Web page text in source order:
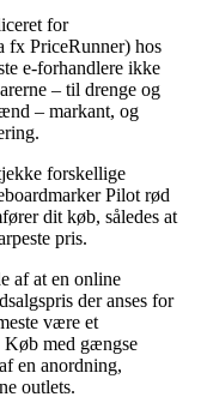
for
fx PriceRunner) hos
e-forhandlere ikke
– til drenge og
– markant, og
forskellige
Pilot rød
dit køb, således at
pris.
af at en online
der anses for
være et
Køb med gængse
en anordning,
outlets.